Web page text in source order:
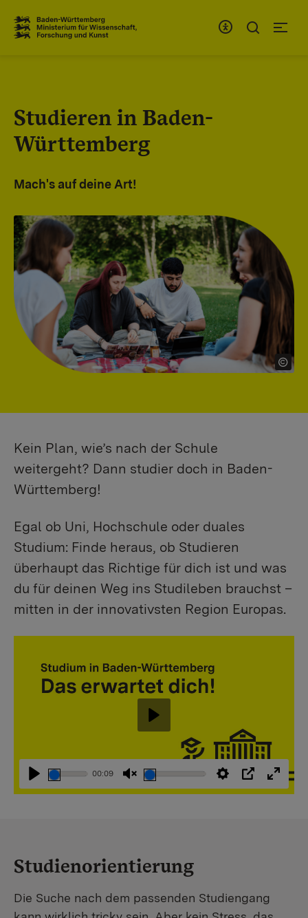
Studieren in Baden-
Württemberg
Mach's auf deine Art!
Kein Plan, wie’s nach der Schule
weitergeht? Dann studier doch in Baden-
Württemberg!
Egal ob Uni, Hochschule oder duales
Studium: Finde heraus, ob Studieren
überhaupt das Richtige für dich ist und was
du für deinen Weg ins Studileben brauchst –
mitten in der innovativsten Region Europas.
Abspielen
00:09
StummschaltungEinstellungen
PIP
Abspielen
Studienorientierung
Die Suche nach dem passenden Studiengang